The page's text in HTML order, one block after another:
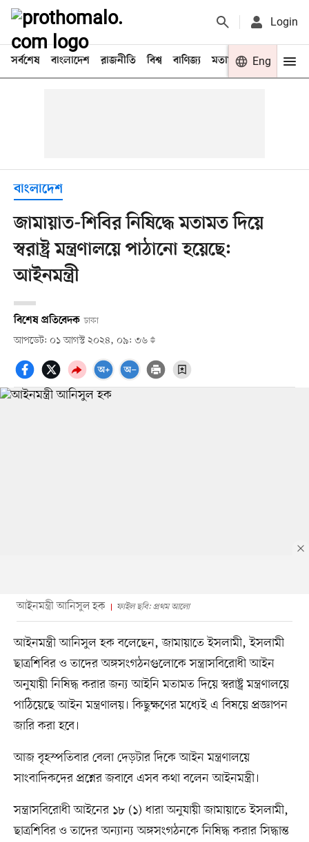
Login
সর্বশেষ বাংলাদেশ রাজনীতি বিশ্ব বাণিজ্য মতামত খেলা
Eng
বাংলাদেশ
জামায়াত-শিবির নিষিদ্ধে মতামত দিয়ে
স্বরাষ্ট্র মন্ত্রণালয়ে পাঠানো হয়েছে:
আইনমন্ত্রী
বিশেষ প্রতিবেদক ঢাকা
আপডেট: ০১ আগস্ট ২০২৪, ০৯: ৩৬
আইনমন্ত্রী আনিসুল হক ফাইল ছবি: প্রথম আলো
আইনমন্ত্রী আনিসুল হক বলেছেন, জামায়াতে ইসলামী, ইসলামী
ছাত্রশিবির ও তাদের অঙ্গসংগঠনগুলোকে সন্ত্রাসবিরোধী আইন
অনুযায়ী নিষিদ্ধ করার জন্য আইনি মতামত দিয়ে স্বরাষ্ট্র মন্ত্রণালয়ে
পাঠিয়েছে আইন মন্ত্রণালয়। কিছুক্ষণের মধ্যেই এ বিষয়ে প্রজ্ঞাপন
জারি করা হবে।
আজ বৃহস্পতিবার বেলা দেড়টার দিকে আইন মন্ত্রণালয়ে
সাংবাদিকদের প্রশ্নের জবাবে এসব কথা বলেন আইনমন্ত্রী।
সন্ত্রাসবিরোধী আইনের ১৮ (১) ধারা অনুযায়ী জামায়াতে ইসলামী,
ছাত্রশিবির ও তাদের অন্যান্য অঙ্গসংগঠনকে নিষিদ্ধ করার সিদ্ধান্ত